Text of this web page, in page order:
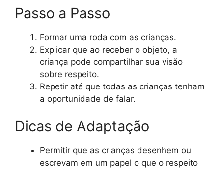
Passo a Passo
Formar uma roda com as crianças.
Explicar que ao receber o objeto, a
criança pode compartilhar sua visão
sobre respeito.
Repetir até que todas as crianças tenham
a oportunidade de falar.
Dicas de Adaptação
Permitir que as crianças desenhem ou
escrevam em um papel o que o respeito